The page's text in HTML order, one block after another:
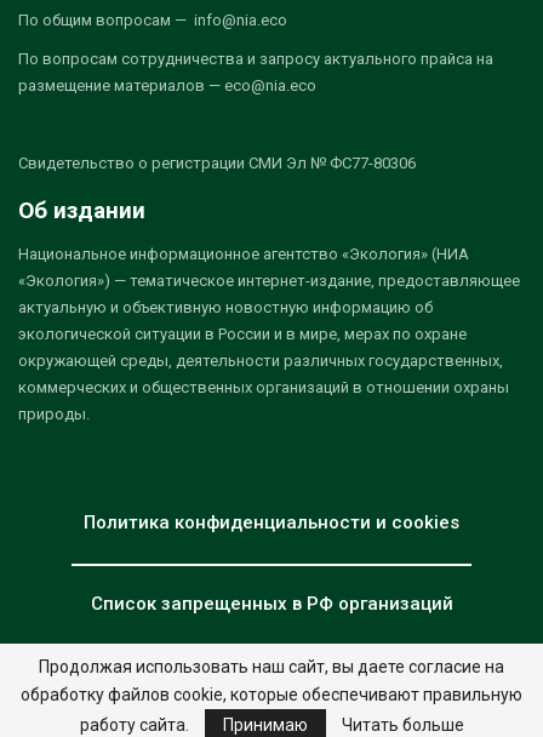
По общим вопросам — info@nia.eco
По вопросам сотрудничества и запросу актуального прайса на
размещение материалов — eco@nia.eco
Свидетельство о регистрации СМИ Эл № ФС77-80306
Об издании
Национальное информационное агентство «Экология» (НИА
«Экология») — тематическое интернет-издание, предоставляющее
актуальную и объективную новостную информацию об
экологической ситуации в России и в мире, мерах по охране
окружающей среды, деятельности различных государственных,
коммерческих и общественных организаций в отношении охраны
природы.
Политика конфиденциальности и cookies
Список запрещенных в РФ организаций
© 2026 - НИА "Экология". Все права защищены. Дизайн:nia.eco
Продолжая использовать наш сайт, вы даете согласие на
обработку файлов cookie, которые обеспечивают правильную
работу сайта.
Принимаю Читать больше